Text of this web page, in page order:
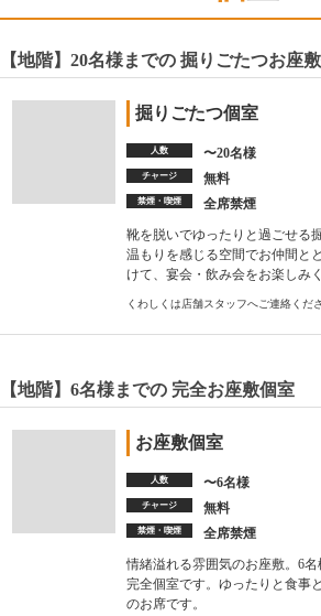
【地階】20名様までの 掘りごたつお座
掘りごたつ個室
人数 〜20名様
チャージ 無料
禁煙・喫煙
全席禁煙
靴を脱いでゆったりと過ごせる
温もりを感じる空間でお仲間と
けて、宴会・飲み会をお楽しみ
くわしくは店舗スタッフへご連絡くだ
【地階】6名様までの 完全お座敷個室
お座敷個室
人数 〜6名様
チャージ 無料
禁煙・喫煙
全席禁煙
情緒溢れる雰囲気のお座敷。6
完全個室です。ゆったりと食事
のお席です。